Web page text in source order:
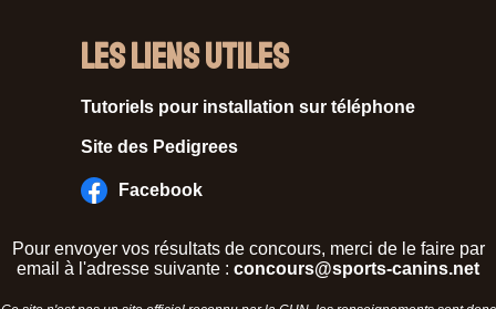
Les liens utiles
Tutoriels pour installation sur téléphone
Site des Pedigrees
Facebook
Pour envoyer vos résultats de concours, merci de le faire par
email à l'adresse suivante : concours@sports-canins.net